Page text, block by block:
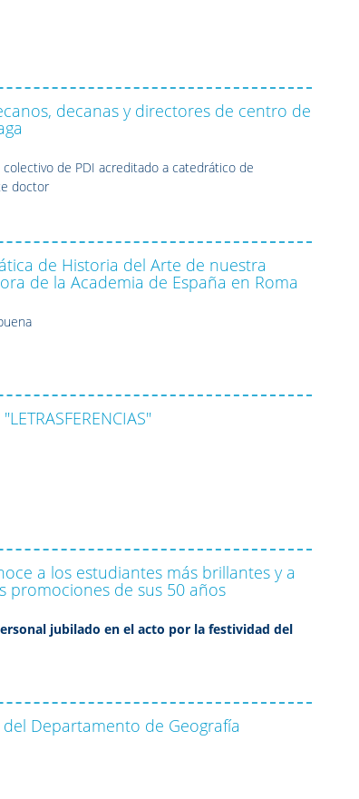
decanas y directores de centro de
de PDI acreditado a catedrático de
doctor
de Historia del Arte de nuestra
de la Academia de España en Roma
a los estudiantes más brillantes y a
promociones de sus 50 años
jubilado en el acto por la festividad del
Departamento de Geografía